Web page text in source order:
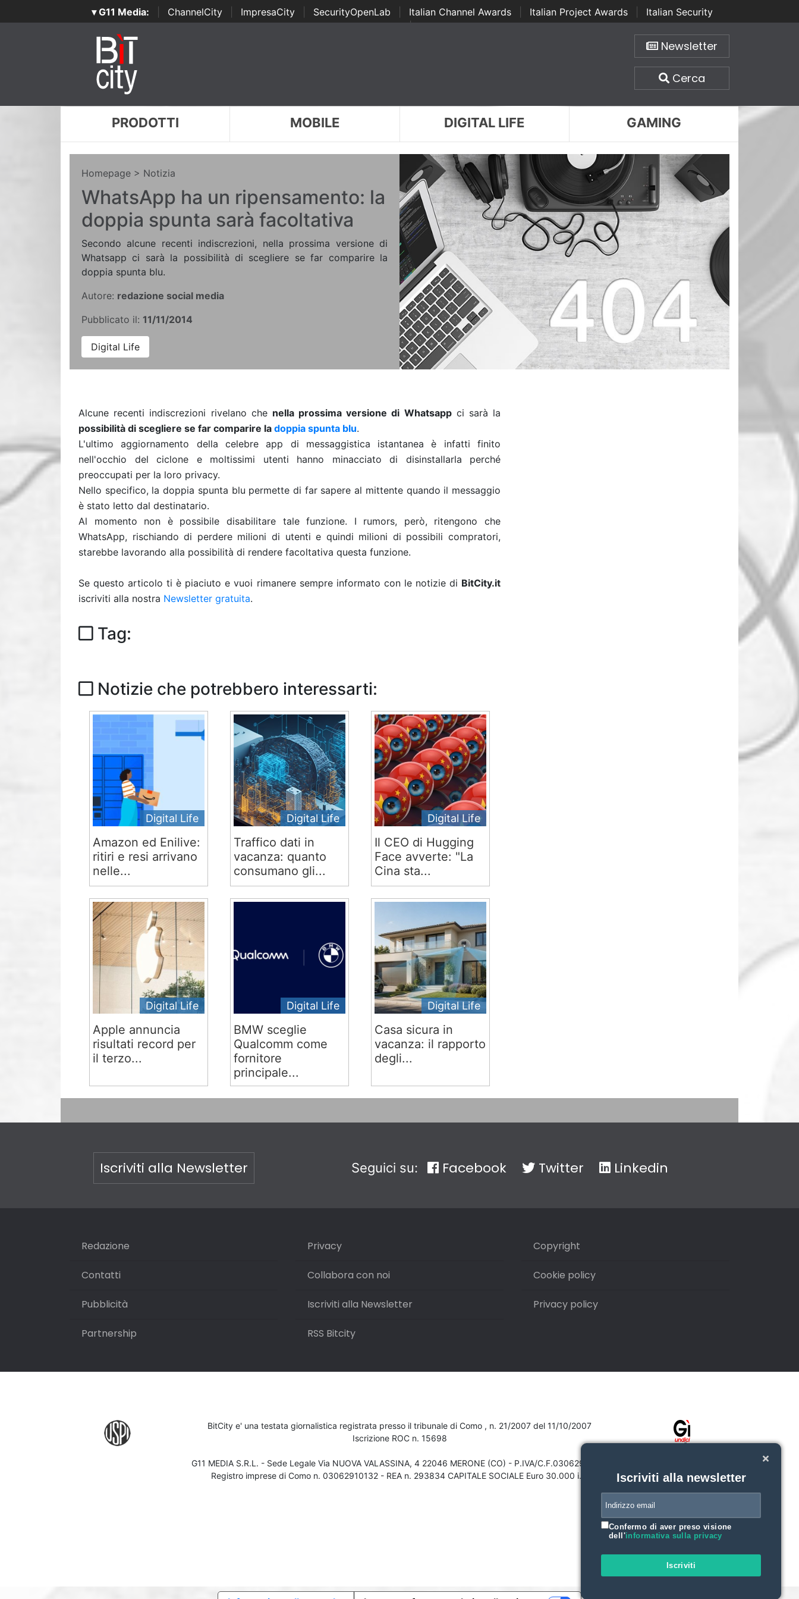
▾ G11 Media: ChannelCity ImpresaCity SecurityOpenLab Italian Channel Awards Italian Project Awards
Italian Security
Awards | ...
Newsletter
Cerca
PRODOTTI MOBILE DIGITAL LIFE GAMING
Homepage > Notizia
WhatsApp ha un ripensamento: la
doppia spunta sarà facoltativa
Secondo alcune recenti indiscrezioni, nella prossima versione di
Whatsapp ci sarà la possibilità di scegliere se far comparire la
doppia spunta blu.
Autore: redazione social media
Pubblicato il: 11/11/2014
Digital Life
Alcune recenti indiscrezioni rivelano che nella prossima versione di Whatsappci sarà la
possibilità di scegliere se far comparire la doppia spunta blu.
L'ultimo aggiornamento della celebre app di messaggistica istantanea è infatti finito
nell'occhio del ciclone e moltissimi utenti hanno minacciato di disinstallarla perché
preoccupati per la loro privacy.
Nello specifico, la doppia spunta blu permette di far sapere al mittente quando il messaggio
è stato letto dal destinatario.
Al momento non è possibile disabilitare tale funzione. I rumors, però, ritengono che
WhatsApp, rischiando di perdere milioni di utenti e quindi milioni di possibili compratori,
starebbe lavorando alla possibilità di rendere facoltativa questa funzione.
Se questo articolo ti è piaciuto e vuoi rimanere sempre informato con le notizie di BitCity.it
iscriviti alla nostra Newsletter gratuita.
Tag:
Notizie che potrebbero interessarti:
Digital Life
Amazon ed Enilive:
ritiri e resi arrivano
nelle...
Digital Life
Traffico dati in
vacanza: quanto
consumano gli...
Digital Life
Il CEO di Hugging
Face avverte: "La
Cina sta...
Digital Life
Apple annuncia
risultati record per
il terzo...
Digital Life
BMW sceglie
Qualcomm come
fornitore
principale...
Digital Life
Casa sicura in
vacanza: il rapporto
degli...
Iscriviti alla Newsletter Seguici su: Facebook Twitter Linkedin
Redazione
Contatti
Pubblicità
Partnership
Privacy
Collabora con noi
Iscriviti alla Newsletter
RSS Bitcity
Copyright
Cookie policy
Privacy policy
BitCity e' una testata giornalistica registrata presso il tribunale di Como , n. 21/2007 del 11/10/2007
Iscrizione ROC n. 15698
G11 MEDIA S.R.L. - Sede Legale Via NUOVA VALASSINA, 4 22046 MERONE (CO) - P.IVA/C.F.03062910132
Registro imprese di Como n. 03062910132 - REA n. 293834 CAPITALE SOCIALE Euro 30.000 i.v.
Iscriviti alla newsletter
Confermo di aver preso visione
dell'informativa sulla privacy
Iscriviti